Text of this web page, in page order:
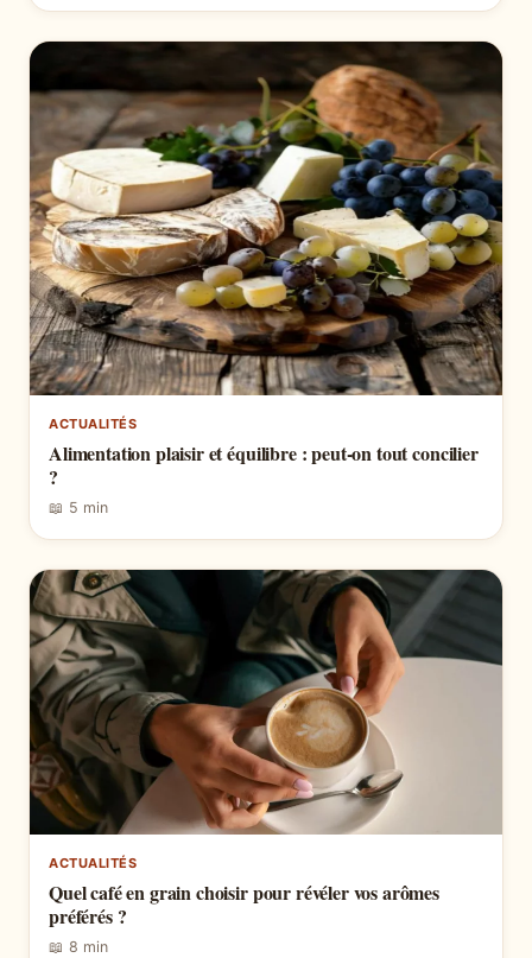
ACTUALITÉS
Alimentation plaisir et équilibre : peut-on tout concilier
?
📖 5 min
ACTUALITÉS
Quel café en grain choisir pour révéler vos arômes
préférés ?
📖 8 min